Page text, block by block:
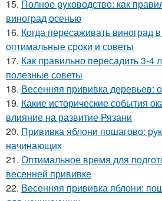
15. Полное руководство: как
виноград осенью
16. Когда пересаживать виноград
оптимальные сроки и советы
17. Как правильно пересадить 3-4
полезные советы
18. Весенняя прививка деревьев:
19. Какие исторические события
влияние на развитие Рязани
20. Прививка яблони пошагово:
начинающих
21. Оптимальное время для
весенней прививке
22. Весенняя прививка яблони: